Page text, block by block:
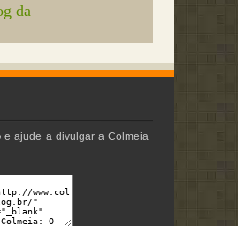
da
e ajude a divulgar a Colmeia